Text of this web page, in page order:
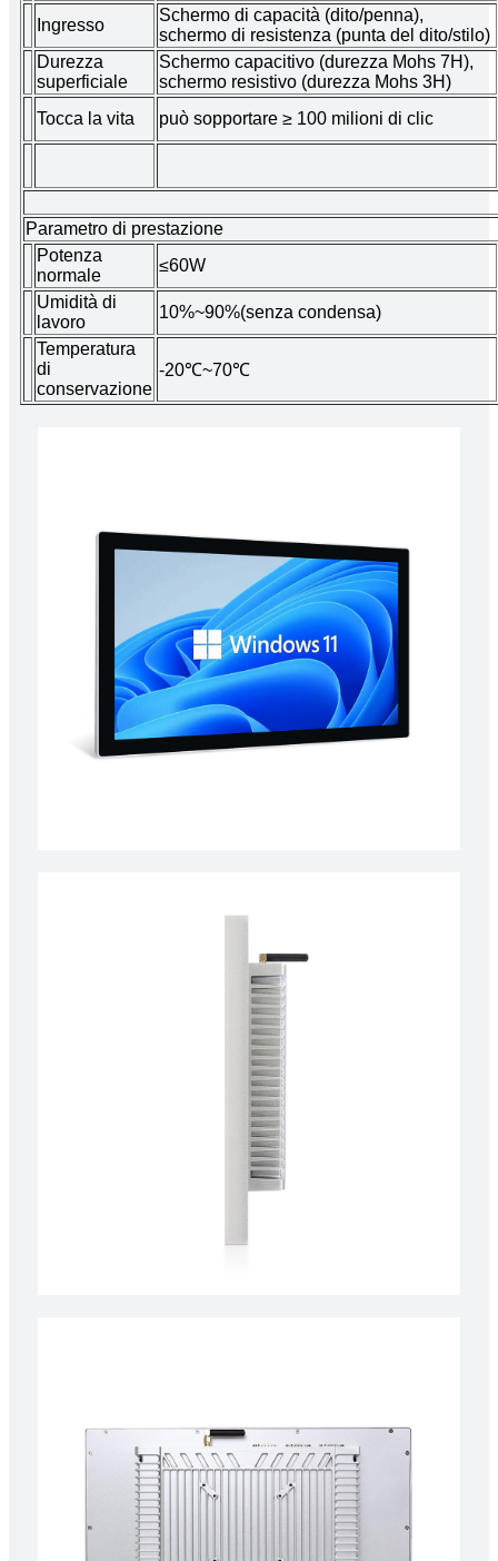
Ingresso
Schermo di capacità (dito/penna),
schermo di resistenza (punta del dito/stilo)
Durezza
superficiale
Schermo capacitivo (durezza Mohs 7H),
schermo resistivo (durezza Mohs 3H)
Tocca la vita
può sopportare ≥ 100 milioni di clic
Parametro di prestazione
Potenza
normale
≤60W
Umidità di
lavoro
10%~90%(senza condensa)
Temperatura
di
conservazione
-20℃~70℃